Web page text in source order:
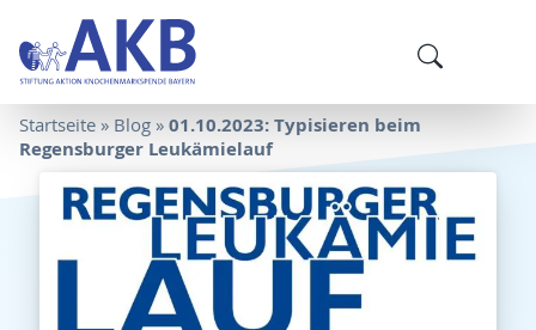
Startseite » Blog »01.10.2023: Typisieren beim
Regensburger Leukämielauf